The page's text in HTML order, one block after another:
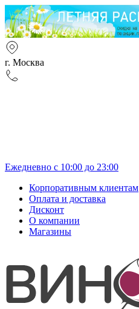
г. Москва
Ежедневно с 10:00 до 23:00
Корпоративным клиентам
Оплата и доставка
Дисконт
О компании
Магазины